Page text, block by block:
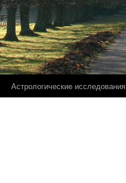
Астрологические исследования